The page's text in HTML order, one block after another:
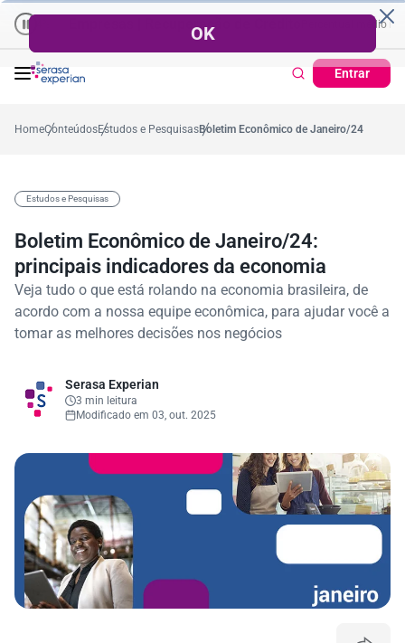
Empresas | Recuperação de Crédito Percentual médio no ano
Entrar
no ano Cartão de Crédito |
HomeConteúdosEstudos e PesquisasBoletim Econômico de Janeiro/24
Estudos e Pesquisas
Boletim Econômico de Janeiro/24:
principais indicadores da economia
Veja tudo o que está rolando na economia brasileira, de
acordo com a nossa equipe econômica, para ajudar você a
tomar as melhores decisões nos negócios
Serasa Experian
3 min leitura
Modificado em 03, out. 2025